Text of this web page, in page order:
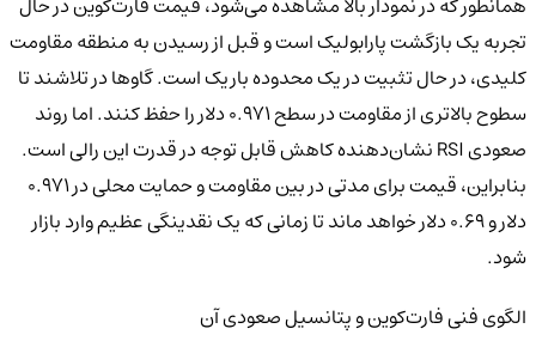
تجربه یک بازگشت پارابولیک است و قبل از رسیدن به منطقه مقاومت
کلیدی، در حال تثبیت در یک محدوده باریک است. گاوها در تلاشند تا
سطوح بالاتری از مقاومت در سطح ۰.۹۷۱ دلار را حفظ کنند. اما روند
صعودی RSI نشان‌دهنده کاهش قابل توجه در قدرت این رالی است.
بنابراین، قیمت برای مدتی در بین مقاومت و حمایت محلی در ۰.۹۷۱
دلار و ۰.۶۹ دلار خواهد ماند تا زمانی که یک نقدینگی عظیم وارد بازار
شود.
الگوی فنی فارت‌کوین و پتانسیل صعودی آن